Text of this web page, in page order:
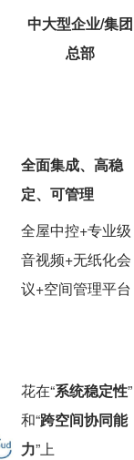
中大型企业/集团
总部
全面集成、高稳
定、可管理
全屋中控+专业级
音视频+无纸化会
议+空间管理平台
花在“系统稳定性”
和“跨空间协同能
力”上